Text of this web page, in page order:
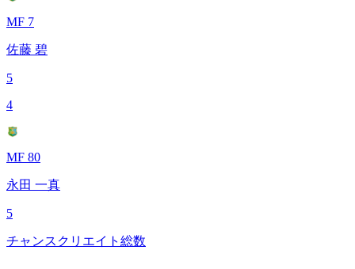
MF 7
佐藤 碧
5
4
MF 80
永田 一真
5
チャンスクリエイト総数